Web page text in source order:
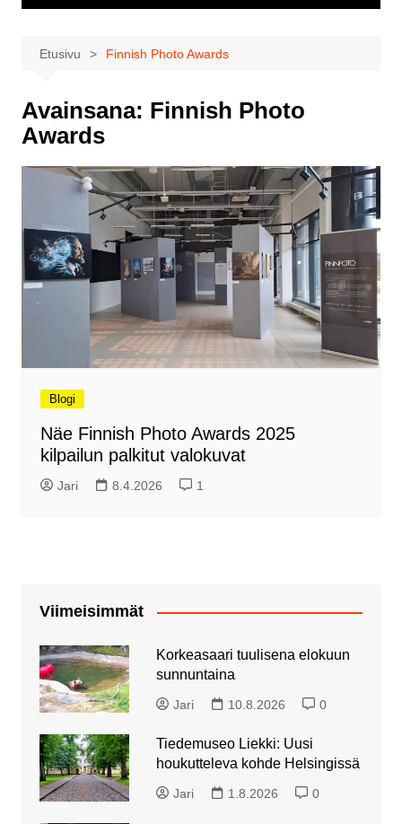
Etusivu Finnish Photo Awards
Avainsana: Finnish Photo
Awards
Blogi
Näe Finnish Photo Awards 2025
kilpailun palkitut valokuvat
Jari 8.4.2026 1
Viimeisimmät
Korkeasaari tuulisena elokuun
sunnuntaina
Jari 10.8.2026 0
Tiedemuseo Liekki: Uusi
houkutteleva kohde Helsingissä
Jari 1.8.2026 0